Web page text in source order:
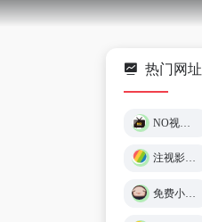
热门网址
注视影视 - 免费在线观影
免费小游戏在线玩 🕹️ 小猪秒玩